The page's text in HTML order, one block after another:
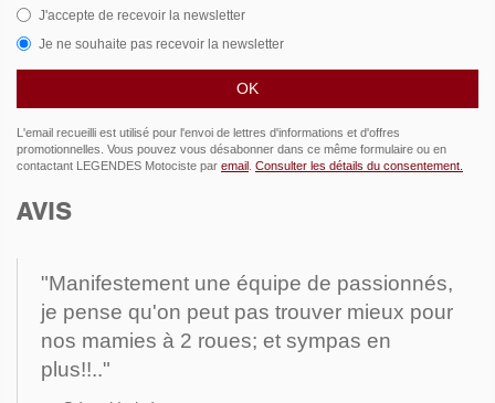
J'accepte de recevoir la newsletter
Je ne souhaite pas recevoir la newsletter
L'email recueilli est utilisé pour l'envoi de lettres d'informations et d'offres
promotionnelles. Vous pouvez vous désabonner dans ce même formulaire ou en
contactant LEGENDES Motociste par email Consulter les détails du consentement.
AVIS
"Manifestement une équipe de passionnés,
je pense qu'on peut pas trouver mieux pour
nos mamies à 2 roues; et sympas en
plus!!.."